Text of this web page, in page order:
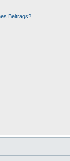
Beitrags?